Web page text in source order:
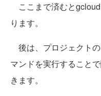
ここまで済むと
ります。
後は、プロジェクト
マンドを実行すること
きます。